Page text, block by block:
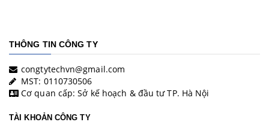
THÔNG TIN CÔNG TY
congtytechvn@gmail.com
MST: 0110730506
Cơ quan cấp: Sở kế hoạch & đầu tư TP. Hà Nội
TÀI KHOẢN CÔNG TY